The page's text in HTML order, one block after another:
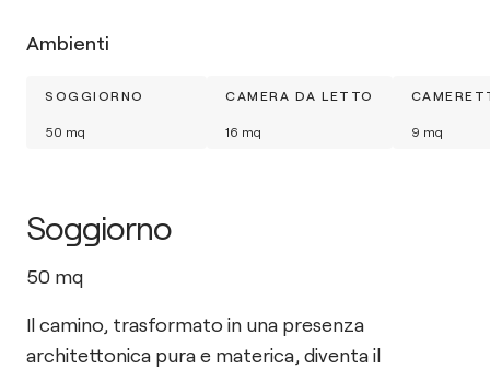
Ambienti
SOGGIORNO
50 mq
CAMERA DA LETTO
16 mq 9 mq
Soggiorno
50 mq
Il camino, trasformato in una presenza
architettonica pura e materica, diventa il